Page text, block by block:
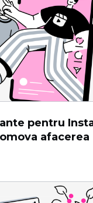
pentru
afacerea